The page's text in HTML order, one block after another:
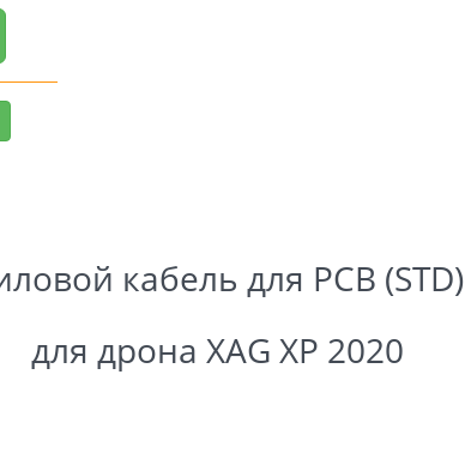
кабель для PCB (STD)
для дрона XAG XP 2020